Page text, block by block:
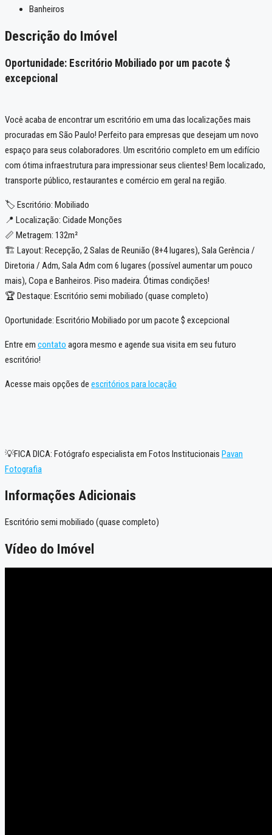
Banheiros
Descrição do Imóvel
Oportunidade: Escritório Mobiliado por um pacote $
excepcional
Você acaba de encontrar um escritório em uma das localizações mais
procuradas em São Paulo! Perfeito para empresas que desejam um novo
espaço para seus colaboradores. Um escritório completo em um edifício
com ótima infraestrutura para impressionar seus clientes! Bem localizado,
transporte público, restaurantes e comércio em geral na região.
🏷️ Escritório: Mobiliado
📍 Localização: Cidade Monções
📏 Metragem: 132m²
🏗️ Layout: Recepção, 2 Salas de Reunião (8+4 lugares), Sala Gerência /
Diretoria / Adm, Sala Adm com 6 lugares (possível aumentar um pouco
mais), Copa e Banheiros. Piso madeira. Ótimas condições!
🏆 Destaque: Escritório semi mobiliado (quase completo)
Oportunidade: Escritório Mobiliado por um pacote $ excepcional
Entre em contato agora mesmo e agende sua visita em seu futuro
escritório!
Acesse mais opções de escritórios para locação
💡FICA DICA: Fotógrafo especialista em Fotos Institucionais Pavan
Fotografia
Informações Adicionais
Escritório semi mobiliado (quase completo)
Vídeo do Imóvel